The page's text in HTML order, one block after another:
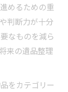
めるための重
判断力が十分
なものを減ら
来の遺品整理
をカテゴリー